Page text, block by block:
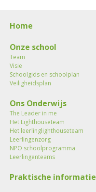
Home
Onze school
Team
Visie
Schoolgids en schoolplan
Veiligheidsplan
Ons Onderwijs
The Leader in me
Het Lighthouseteam
Het leerlinglighthouseteam
Leerlingenzorg
NPO schoolprogramma
Leerlingenteams
Praktische informatie